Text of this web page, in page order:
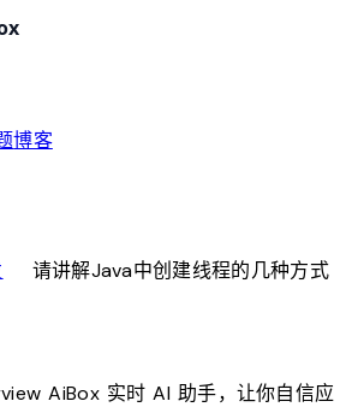
博客
chevron_right
请讲解Java中创建线程的几种方式
AiBox实时 AI 助手，让你自信应